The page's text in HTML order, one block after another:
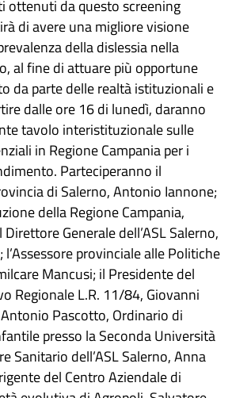
ottenuti da questo screening
di avere una migliore visione
della dislessia nella
al fine di attuare più opportune
da parte delle realtà istituzionali e
dalle ore 16 di lunedì, daranno
tavolo interistituzionale sulle
in Regione Campania per i
Parteciperanno il
di Salerno, Antonio Iannone;
della Regione Campania,
Generale dell’ASL Salerno,
provinciale alle Politiche
Mancusi; il Presidente del
Regionale L.R. 11/84, Giovanni
Pascotto, Ordinario di
presso la Seconda Università
Sanitario dell’ASL Salerno, Anna
del Centro Aziendale di